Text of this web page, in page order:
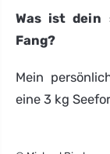
Was ist dein
Fang?
Mein
eine 3 kg